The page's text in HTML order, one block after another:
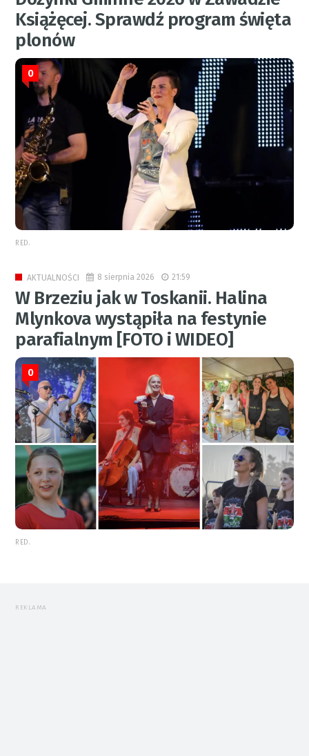
Książęcej. Sprawdź program święta
plonów
0
RED.
AKTUALNOŚCI 8 sierpnia 2026 21:59
W Brzeziu jak w Toskanii. Halina
Mlynkova wystąpiła na festynie
parafialnym [FOTO i WIDEO]
0
RED.
REKLAMA